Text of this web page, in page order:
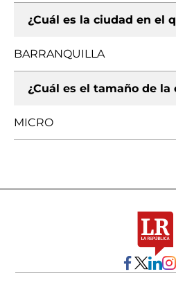
¿Cuál es la ciudad en el
BARRANQUILLA
¿Cuál es el tamaño de la
MICRO